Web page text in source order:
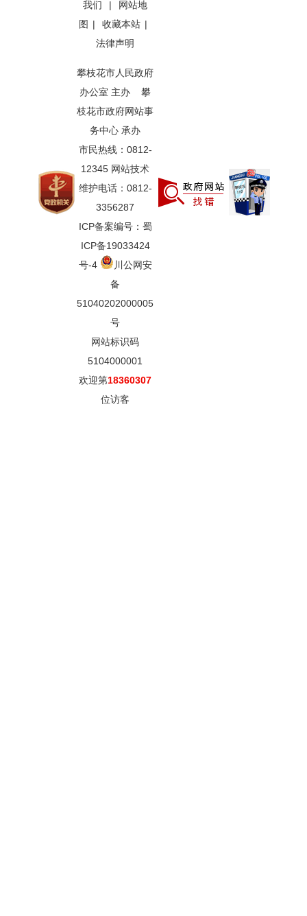
我们 |
网站地
图 | 收藏本站 |
法律声明
攀枝花市人民政府
办公室 主办 攀
枝花市政府网站事
务中心 承办
市民热线：0812-
12345 网站技术
维护电话：0812-
3356287
ICP备案编号：蜀
ICP备19033424
号-4
川公网安
备
51040202000005
号
网站标识码
5104000001
欢迎第18360307
位访客